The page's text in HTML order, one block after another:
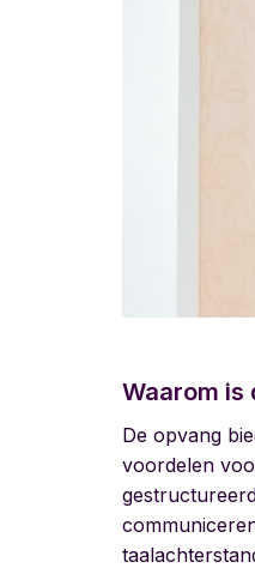
Waarom is
De opvang
voordelen